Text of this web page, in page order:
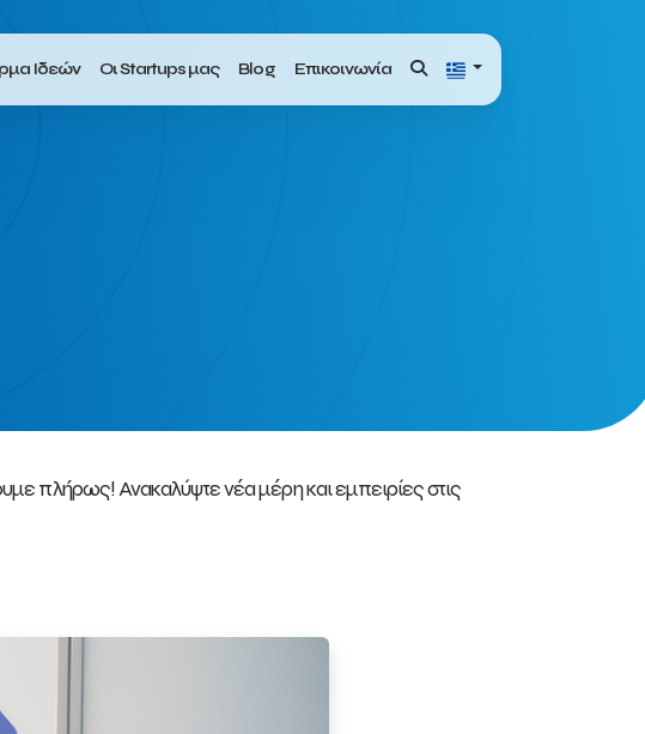
Ιδεών Οι Startups μας Blog Επικοινωνία
πλήρως! Ανακαλύψτε νέα μέρη και εμπειρίες στις